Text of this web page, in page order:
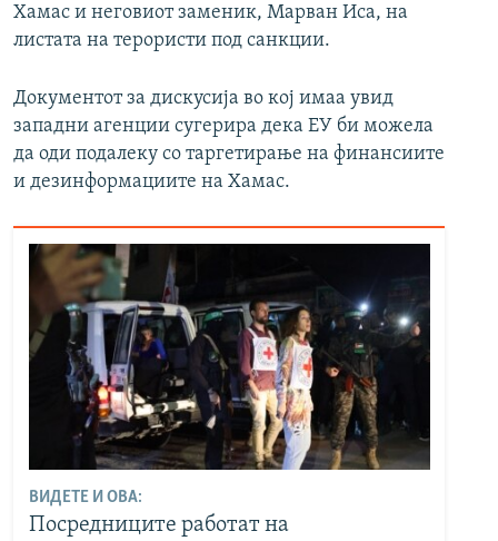
Хамас и неговиот заменик, Марван Иса, на
листата на терористи под санкции.
Документот за дискусија во кој имаа увид
западни агенции сугерира дека ЕУ би можела
да оди подалеку со таргетирање на финансиите
и дезинформациите на Хамас.
ВИДЕТЕ И ОВА:
Посредниците работат на